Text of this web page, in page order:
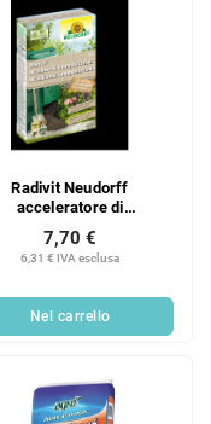
Radivit Neudorff
acceleratore di
compostaggio da 1 kg
6,31 € IVA esclusa
7,70 €
Nel carrello